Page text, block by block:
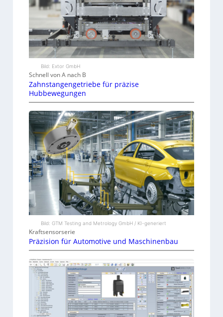
Bild: Extor GmbH
Schnell von A nach B
Zahnstangengetriebe für präzise
Hubbewegungen
Bild: GTM Testing and Metrology GmbH / KI-generiert
Kraftsensorserie
Präzision für Automotive und Maschinenbau